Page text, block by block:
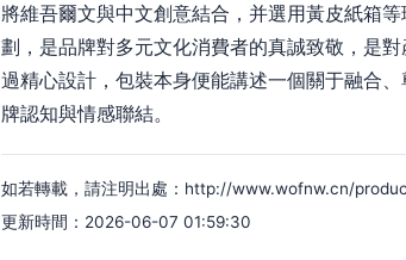
將維吾爾文與中文創意結合，并選用黃皮紙箱
劃，是品牌對多元文化消費者的真誠致敬，是
過精心設計，包裝本身便能講述一個關于融合
牌認知與情感聯結。
如若轉載，請注明出處：http://www.wofnw.cn/
更新時間：2026-06-07 01:59:30